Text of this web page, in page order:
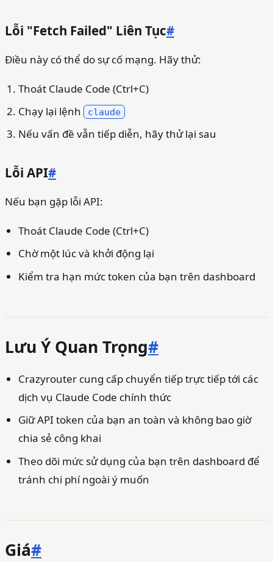
Lỗi "Fetch Failed" Liên Tục#
Điều này có thể do sự cố mạng. Hãy thử:
Thoát Claude Code (Ctrl+C)
Chạy lại lệnh
claude
Nếu vấn đề vẫn tiếp diễn, hãy thử lại sau
Lỗi API#
Nếu bạn gặp lỗi API:
Thoát Claude Code (Ctrl+C)
Chờ một lúc và khởi động lại
Kiểm tra hạn mức token của bạn trên dashboard
Lưu Ý Quan Trọng#
Crazyrouter cung cấp chuyển tiếp trực tiếp tới các
dịch vụ Claude Code chính thức
Giữ API token của bạn an toàn và không bao giờ
chia sẻ công khai
Theo dõi mức sử dụng của bạn trên dashboard để
tránh chi phí ngoài ý muốn
Giá#